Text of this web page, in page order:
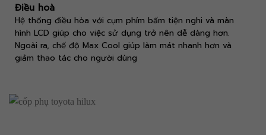
Điều hoà
Hệ thống điều hòa với cụm phím bấm tiện nghi và màn
hình LCD giúp cho việc sử dụng trở nên dễ dàng hơn.
Ngoài ra, chế độ Max Cool giúp làm mát nhanh hơn và
giảm thao tác cho người dùng